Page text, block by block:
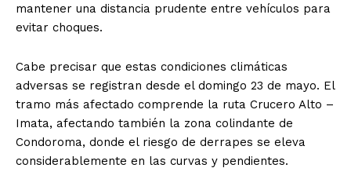
mantener una distancia prudente entre vehículos para
evitar choques.
Cabe precisar que estas condiciones climáticas
adversas se registran desde el domingo 23 de mayo. El
tramo más afectado comprende la ruta Crucero Alto –
Imata, afectando también la zona colindante de
Condoroma, donde el riesgo de derrapes se eleva
considerablemente en las curvas y pendientes.